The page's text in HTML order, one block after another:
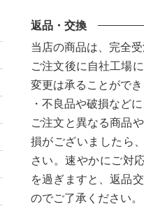
返品・交換
当店の商品は、完全
ご注文後に自社工場
変更は承ることができ
・不良品や破損など
ご注文と異なる商品
損がございましたら
さい。速やかにご対
を過ぎますと、返品
のでご了承ください。